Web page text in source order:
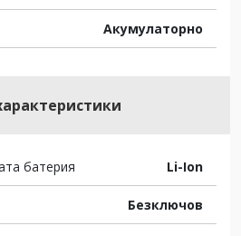
Акумулаторно
батерия Li-Ion
Безключов